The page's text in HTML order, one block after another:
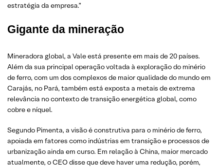
estratégia da empresa.”
Gigante da mineração
Mineradora global, a Vale está presente em mais de 20 países.
Além da sua principal operação voltada à exploração do minério
de ferro, com um dos complexos de maior qualidade do mundo em
Carajás, no Pará, também está exposta a metais de extrema
relevância no contexto de transição energética global, como
cobre e níquel.
Segundo Pimenta, a visão é construtiva para o minério de ferro,
apoiada em fatores como indústrias em transição e processos de
urbanização ainda em curso. Em relação à China, maior mercado
atualmente, o CEO disse que deve haver uma redução, porém,